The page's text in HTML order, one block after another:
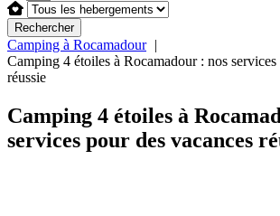
Rechercher
Camping à Rocamadour
Camping 4 étoiles à Rocamadour : nos services
réussie
Camping 4 étoiles à
services pour des vacances